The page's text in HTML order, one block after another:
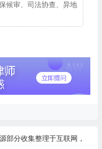
候审、司法协查、异地
部分收集整理于互联网，